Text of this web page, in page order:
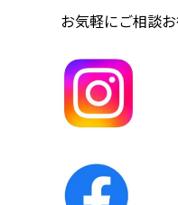
お気軽にご相談